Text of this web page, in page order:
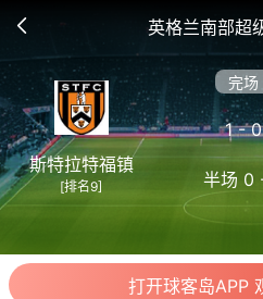
英格兰南部超
斯特拉特福镇
[排名9]
完场
1 - 0
半场 0
打开球客岛APP